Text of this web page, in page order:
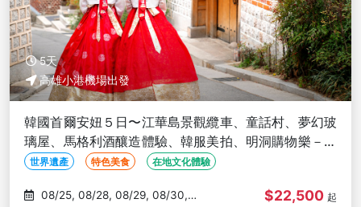
5天
高雄小港機場出發
韓國首爾安妞５日〜江華島景觀纜車、童話村、夢幻玻
璃屋、馬格利酒釀造體驗、韓服美拍、明洞購物樂－高
雄出發
世界遺產 特色美食 在地文化體驗
$22,500 起